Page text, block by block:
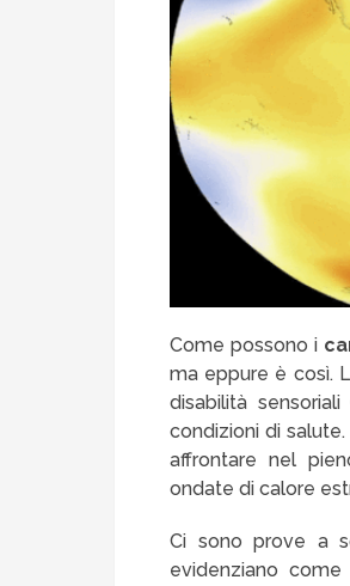
Come possono i
ma eppure è così.
disabilità
condizioni di
affrontare nel
ondate di calore
Ci sono prove a
evidenziano